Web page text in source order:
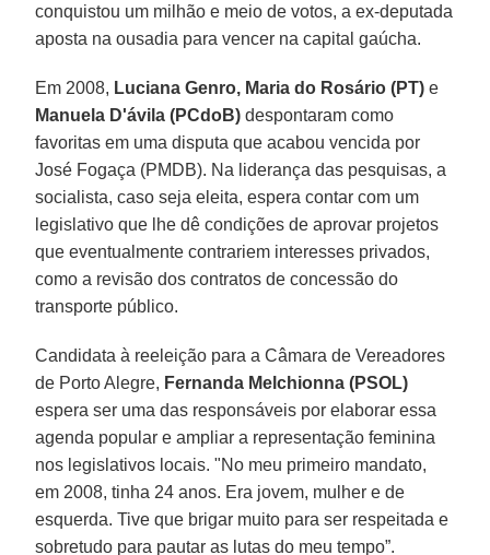
conquistou um milhão e meio de votos, a ex-deputada
aposta na ousadia para vencer na capital gaúcha.
Em 2008, Luciana Genro, Maria do Rosário (PT) e
Manuela D'ávila (PCdoB) despontaram como
favoritas em uma disputa que acabou vencida por
José Fogaça (PMDB). Na liderança das pesquisas, a
socialista, caso seja eleita, espera contar com um
legislativo que lhe dê condições de aprovar projetos
que eventualmente contrariem interesses privados,
como a revisão dos contratos de concessão do
transporte público.
Candidata à reeleição para a Câmara de Vereadores
de Porto Alegre, Fernanda Melchionna (PSOL)
espera ser uma das responsáveis por elaborar essa
agenda popular e ampliar a representação feminina
nos legislativos locais. "No meu primeiro mandato,
em 2008, tinha 24 anos. Era jovem, mulher e de
esquerda. Tive que brigar muito para ser respeitada e
sobretudo para pautar as lutas do meu tempo”.